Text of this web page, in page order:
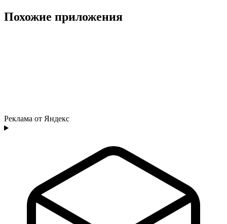
Похожие приложения
Реклама от Яндекс